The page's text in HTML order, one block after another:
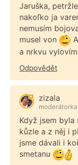
Jaruška,
nakoľko ja
nemusím
musel von
a nrkvu vylovím
Odpovědět
zizala
moderátorka
Když jsem byla
kůzle a z něj i
jsme dávali i
smetanu